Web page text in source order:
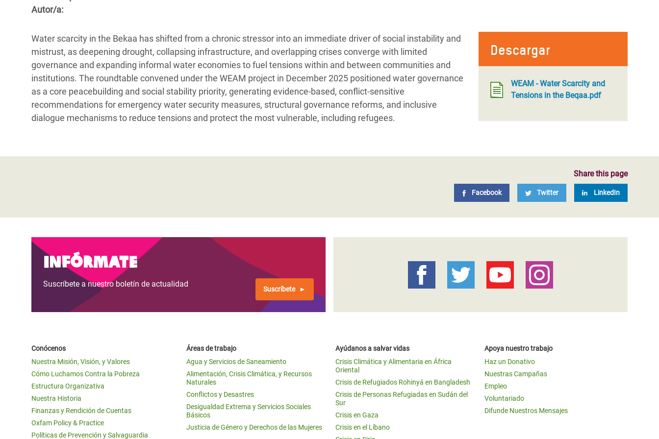
Desigualdad Extrema y
Servicios Sociales Básicos
Inequality and Rights in a
Digital Age
Gender, Rights, and Justice
Crisis de Personas Refugiadas
en Sudán del Sur
Crisis de Refugiados Rohinyá
en Bangladesh
Crisis en Siria
#ActuaPorElClima
se Oculta tras los Alimentos
¡Basta! Acabemos con las violencias contra
mujeres y niñas
ayuda
la
navegación
Autor/a:
Descargar
WEAM - Water Scarcity and
Tensions in the Beqaa.pdf
Water scarcity in the Bekaa has shifted from a chronic stressor into an immediate driver of social instability and
mistrust, as deepening drought, collapsing infrastructure, and overlapping crises converge with limited
governance and expanding informal water economies to fuel tensions within and between communities and
institutions. The roundtable convened under the WEAM project in December 2025 positioned water governance
as a core peacebuilding and social stability priority, generating evidence-based, conflict-sensitive
recommendations for emergency water security measures, structural governance reforms, and inclusive
dialogue mechanisms to reduce tensions and protect the most vulnerable, including refugees.
Share this page
Facebook Twitter LinkedIn
Infórmate
Suscríbete a nuestro boletín de actualidad
Suscríbete
Conócenos
Nuestra Misión, Visión, y Valores
Cómo Luchamos Contra la Pobreza
Estructura Organizativa
Nuestra Historia
Finanzas y Rendición de Cuentas
Oxfam Policy & Practice
Políticas de Prevención y Salvaguardia
Áreas de trabajo
Agua y Servicios de Saneamiento
Alimentación, Crisis Climática, y Recursos
Naturales
Conflictos y Desastres
Desigualdad Extrema y Servicios Sociales
Básicos
Justicia de Género y Derechos de las Mujeres
Ayúdanos a salvar vidas
Crisis Climática y Alimentaria en África
Oriental
Crisis de Refugiados Rohinyá en Bangladesh
Crisis de Personas Refugiadas en Sudán del
Sur
Crisis en Gaza
Crisis en el Líbano
Apoya nuestro trabajo
Haz un Donativo
Nuestras Campañas
Empleo
Voluntariado
Difunde Nuestros Mensajes